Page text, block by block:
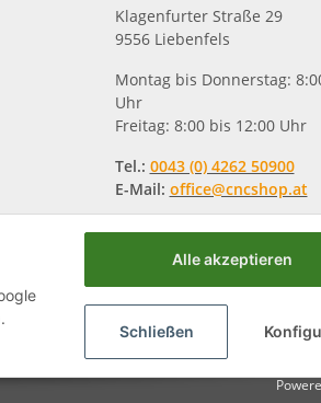
Klagenfurter Straße 29
9556 Liebenfels
Montag bis Donnerstag:
Uhr
Freitag: 8:00 bis 12:00 Uhr
Tel.: 0043 (0) 4262 50900
E-Mail: office@cncshop.at
Alle akzeptieren
Schließen